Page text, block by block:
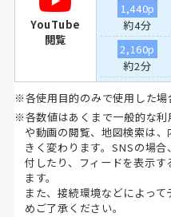
YouTube
閲覧
1,440p
約4分
2,160p
約2分
※各使用目的のみで使用した場
※各数値はあくまで一般的な
や動画の閲覧、地図検索は
きく変わります。SNSの場
付したり、フィードを表示
ます。
また、接続環境などによっ
めご了承ください。